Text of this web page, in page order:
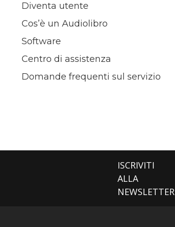
Diventa utente
Cos’è un Audiolibro
Software
Centro di assistenza
Domande frequenti sul servizio
ISCRIVITI
ALLA
NEWSLETTER